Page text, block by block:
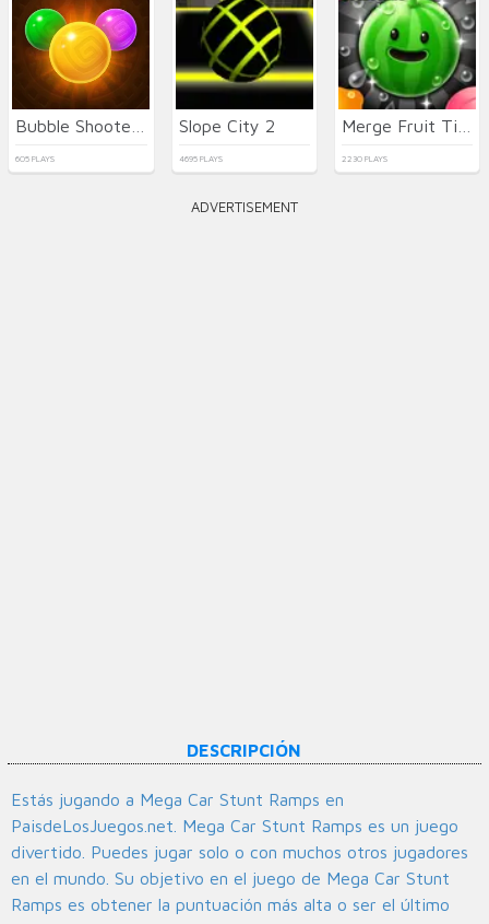
605 PLAYS
Slope City 2
4695 PLAYS 2230 PLAYS
ADVERTISEMENT
DESCRIPCIÓN
Estás jugando a Mega Car Stunt Ramps en
PaisdeLosJuegos.net. Mega Car Stunt Ramps es un juego
divertido. Puedes jugar solo o con muchos otros jugadores
en el mundo. Su objetivo en el juego de Mega Car Stunt
Ramps es obtener la puntuación más alta o ser el último